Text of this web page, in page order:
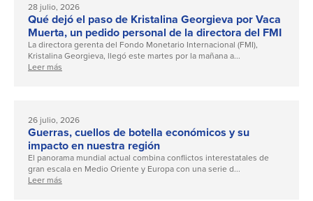
28 julio, 2026
Qué dejó el paso de Kristalina Georgieva por Vaca
Muerta, un pedido personal de la directora del FMI
La directora gerenta del Fondo Monetario Internacional (FMI),
Kristalina Georgieva, llegó este martes por la mañana a...
Leer más
26 julio, 2026
Guerras, cuellos de botella económicos y su
impacto en nuestra región
El panorama mundial actual combina conflictos interestatales de
gran escala en Medio Oriente y Europa con una serie d...
Leer más